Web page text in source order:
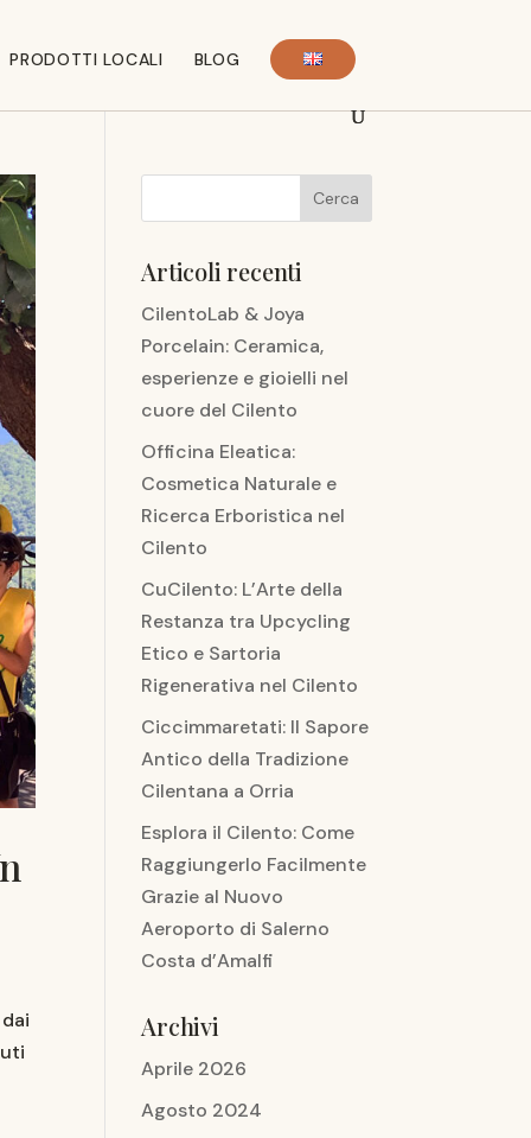
PRODOTTI LOCALI BLOG
Articoli recenti
CilentoLab & Joya
Porcelain: Ceramica,
esperienze e gioielli nel
cuore del Cilento
Officina Eleatica:
Cosmetica Naturale e
Ricerca Erboristica nel
Cilento
CuCilento: L’Arte della
Restanza tra Upcycling
Etico e Sartoria
Rigenerativa nel Cilento
Ciccimmaretati: Il Sapore
Antico della Tradizione
Cilentana a Orria
Esplora il Cilento: Come
Raggiungerlo Facilmente
Grazie al Nuovo
Aeroporto di Salerno
Costa d’Amalfi
Archivi
Aprile 2026
Agosto 2024